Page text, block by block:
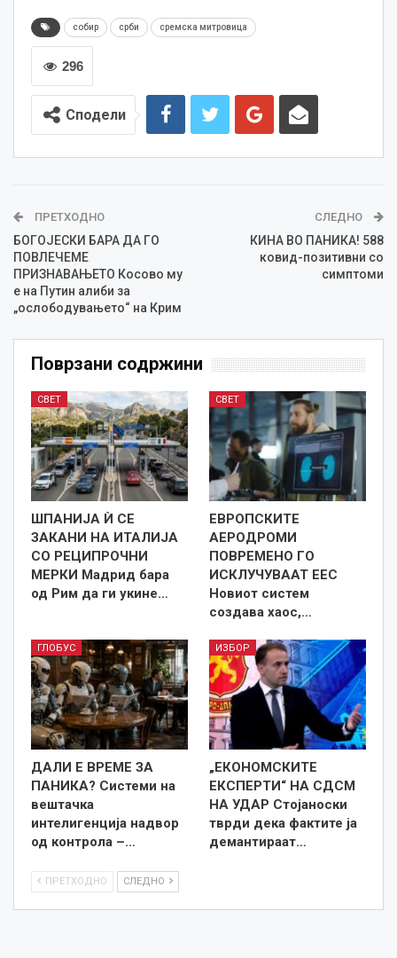
собир срби сремска митровица
296
Сподели
ПРЕТХОДНО
БОГОЈЕСКИ БАРА ДА ГО
ПОВЛЕЧЕМЕ
ПРИЗНАВАЊЕТО Косово му
е на Путин алиби за
„ослободувањето“ на Крим
СЛЕДНО
КИНА ВО ПАНИКА! 588
ковид-позитивни со
симптоми
Поврзани содржини
СВЕТ
ШПАНИЈА Ѝ СЕ
ЗАКАНИ НА ИТАЛИЈА
СО РЕЦИПРОЧНИ
МЕРКИ Мадрид бара
од Рим да ги укине…
СВЕТ
ЕВРОПСКИТЕ
АЕРОДРОМИ
ПОВРЕМЕНО ГО
ИСКЛУЧУВААТ ЕЕС
Новиот систем
создава хаос,…
ГЛОБУС
ДАЛИ Е ВРЕМЕ ЗА
ПАНИКА? Системи на
вештачка
интелигенција надвор
од контрола –…
ИЗБОР
„ЕКОНОМСКИТЕ
ЕКСПЕРТИ“ НА СДСМ
НА УДАР Стојаноски
тврди дека фактите ја
демантираат…
ПРЕТХОДНО СЛЕДНО